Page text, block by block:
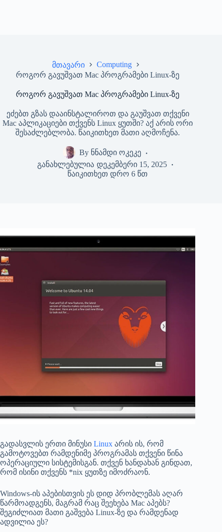
მთავარი
Computing
როგორ გავუშვათ Mac პროგრამები Linux-ზე
როგორ გავუშვათ Mac პროგრამები Linux-ზე
ეძებთ გზას დააინსტალიროთ და გაუშვათ თქვენი
Mac აპლიკაციები თქვენს Linux ყუთში? აქ არის ორი
შესაძლებლობა. წაიკითხეთ მათი აღმოჩენა.
By ნნამდი ოკეკე
განახლებულია დეკემბერი 15, 2025
წაიკითხეთ დრო 6 წთ
გადასვლის ერთი მინუსი Linux არის ის, რომ
გამოტოვებთ რამდენიმე პროგრამას თქვენი წინა
ოპერაციული სისტემისგან. თქვენ ხანდახან გინდათ,
რომ ისინი თქვენს *nix ყუთზე იმოძრაონ.
Windows-ის აპებისთვის ეს დიდ პრობლემას აღარ
წარმოადგენს, მაგრამ რაც შეეხება Mac აპებს?
შეგიძლიათ მათი გაშვება Linux-ზე და რამდენად
ადვილია ეს?